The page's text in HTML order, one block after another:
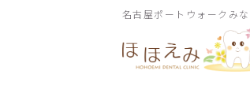
名古屋ポートウォークみ